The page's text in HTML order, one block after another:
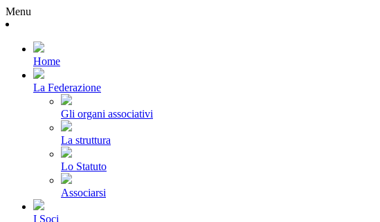
Menu
Home
La Federazione
Gli organi associativi
La struttura
Lo Statuto
Associarsi
I Soci